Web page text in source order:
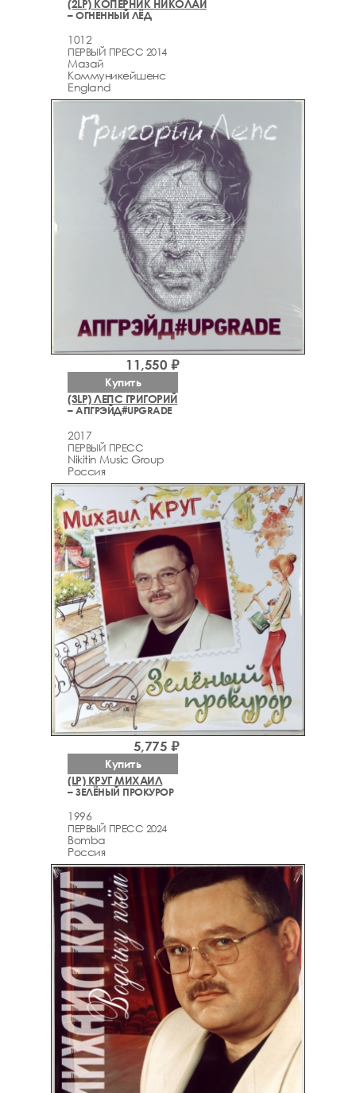
(2LP) КОПЕРНИК НИКОЛАЙ
– ОГНЕННЫЙ ЛЁД
1012
ПЕРВЫЙ ПРЕСС 2014
Мазай
Коммуникейшенс
England
(3LP) ЛЕПС ГРИГОРИЙ
– АПГРЭЙД#UPGRADE
2017
ПЕРВЫЙ ПРЕСС
Nikitin Music Group
Россия
11,550 ₽
Купить
(LP) КРУГ МИХАИЛ
– ЗЕЛЁНЫЙ ПРОКУРОР
1996
ПЕРВЫЙ ПРЕСС 2024
Bomba
Россия
5,775 ₽
Купить